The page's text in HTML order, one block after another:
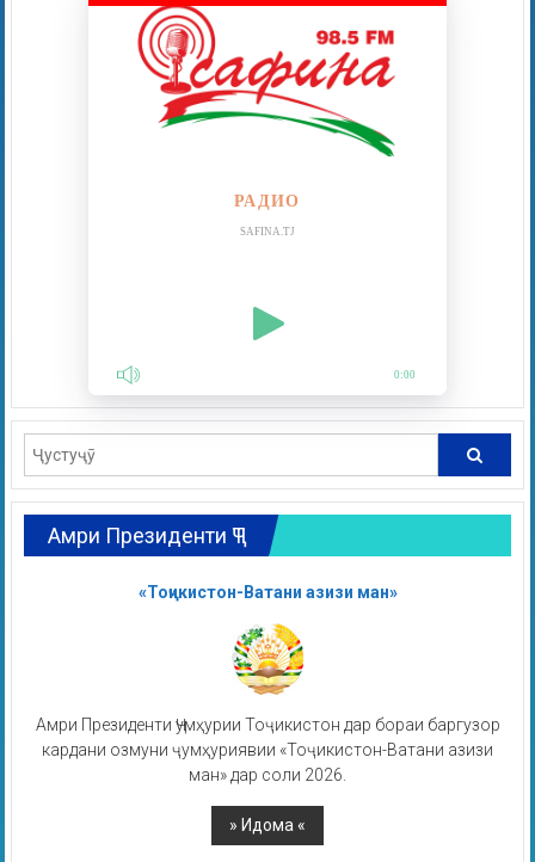
РАДИО
SAFINA.TJ
0:00
Амри Президенти ҶТ
«Тоҷикистон-Ватани азизи ман»
Амри Президенти Ҷумҳурии Тоҷикистон дар бораи баргузор
кардани озмуни ҷумҳуриявии «Тоҷикистон-Ватани азизи
ман» дар соли 2026.